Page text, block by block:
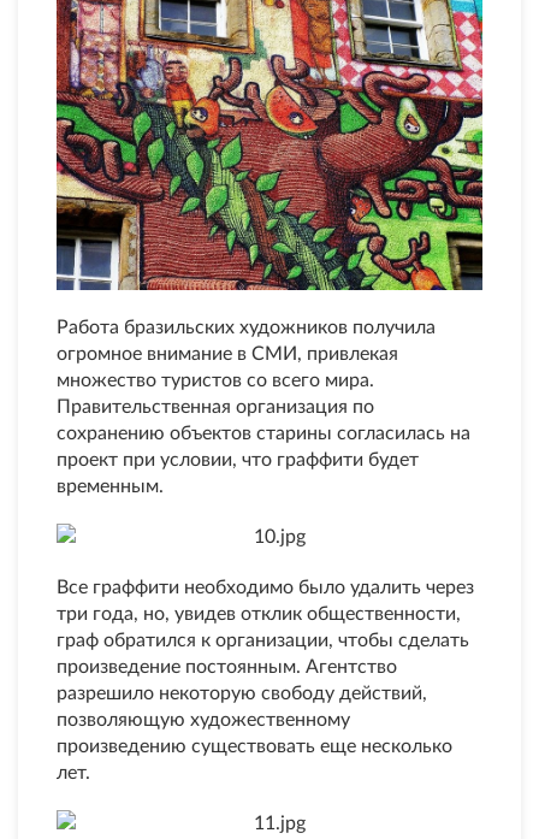
Работа бразильских художников получила
огромное внимание в СМИ, привлекая
множество туристов со всего мира.
Правительственная организация по
сохранению объектов старины согласилась на
проект при условии, что граффити будет
временным.
Все граффити необходимо было удалить через
три года, но, увидев отклик общественности,
граф обратился к организации, чтобы сделать
произведение постоянным. Агентство
разрешило некоторую свободу действий,
позволяющую художественному
произведению существовать еще несколько
лет.